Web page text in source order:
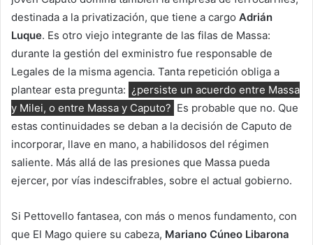
destinada a la privatización, que tiene a cargo Adrián
Luque. Es otro viejo integrante de las filas de Massa:
durante la gestión del exministro fue responsable de
Legales de la misma agencia. Tanta repetición obliga a
plantear esta pregunta: ¿persiste un acuerdo entre Massa
y Milei, o entre Massa y Caputo? Es probable que no. Que
estas continuidades se deban a la decisión de Caputo de
incorporar, llave en mano, a habilidosos del régimen
saliente. Más allá de las presiones que Massa pueda
ejercer, por vías indescifrables, sobre el actual gobierno.
Si Pettovello fantasea, con más o menos fundamento, con
que El Mago quiere su cabeza, Mariano Cúneo Libarona